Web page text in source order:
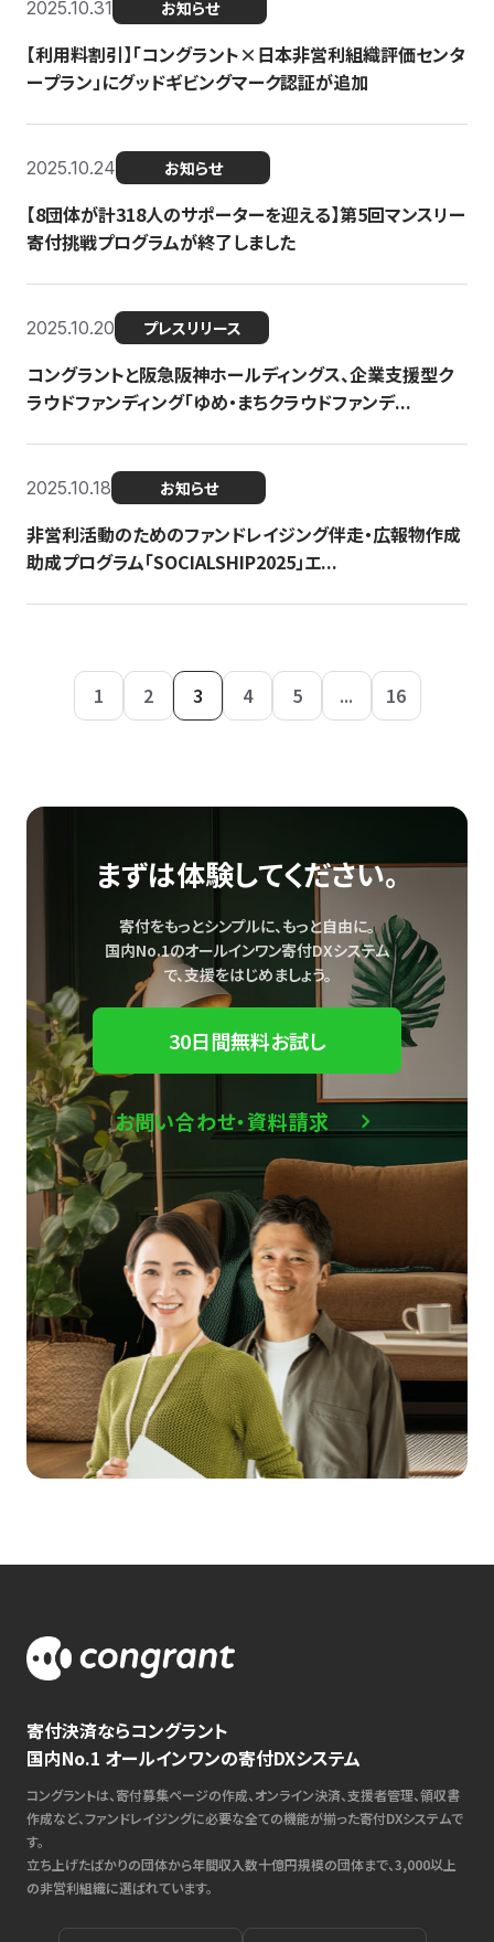
2025.10.31 お知らせ
【利用料割引】「コングラント×日本非営利組織評価センタ
ープラン」にグッドギビングマーク認証が追加
2025.10.24 お知らせ
【8団体が計318人のサポーターを迎える】​​第5回マンスリー
寄付挑戦プログラムが終了しました
2025.10.20 プレスリリース
コングラントと阪急阪神ホールディングス、企業支援型ク
ラウドファンディング「ゆめ・まちクラウドファンデ...
2025.10.18 お知らせ
非営利活動のためのファンドレイジング伴走・広報物作成
助成プログラム「SOCIALSHIP2025」エ...
1 2 3 4 5 ... 16
まずは体験してください。
寄付をもっとシンプルに、もっと自由に。
国内No.1のオールインワン寄付DXシステム
で、支援をはじめましょう。
30日間無料お試し
お問い合わせ・資料請求
寄付決済ならコングラント
国内No.1 オールインワンの寄付DXシステム
コングラントは、寄付募集ページの作成、オンライン決済、支援者管理、領収書
作成など、ファンドレイジングに必要な全ての機能が揃った寄付DXシステムで
す。
立ち上げたばかりの団体から年間収入数十億円規模の団体まで、3,000以上
の非営利組織に選ばれています。